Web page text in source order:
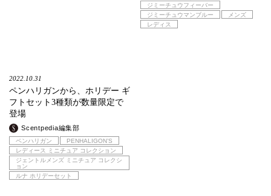
2022.10.31
ペンハリガンから、ホリデー ギ
フトセット3種類が数量限定で
登場
Scentpedia編集部
ペンハリガン
PENHALIGON’S
レディース ミニチュア コレクション
ジェントルメンズ ミニチュア コレクシ
ョン
ルナ ホリデーセット
ジミーチュウフィーバー
ジミーチュウマンブルー
メンズ
レディス